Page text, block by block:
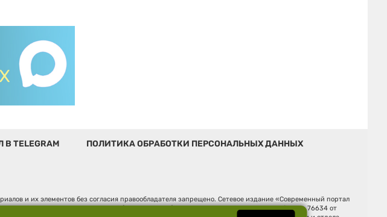
TELEGRAM
ПОЛИТИКА ОБРАБОТКИ ПЕРСОНАЛЬНЫХ ДАННЫХ
и их элементов без согласия правообладателя запрещено. Сетевое издание «Современный портал
и массовых коммуникаций (Роскомнадзор). Регистрационный номер ЭЛ № ФС 77 - 76634 от